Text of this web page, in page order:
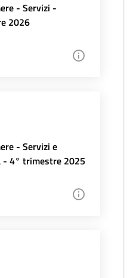
- Servizi -
2026
- Servizi e
- 4° trimestre 2025